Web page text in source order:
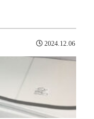
2024.12.06